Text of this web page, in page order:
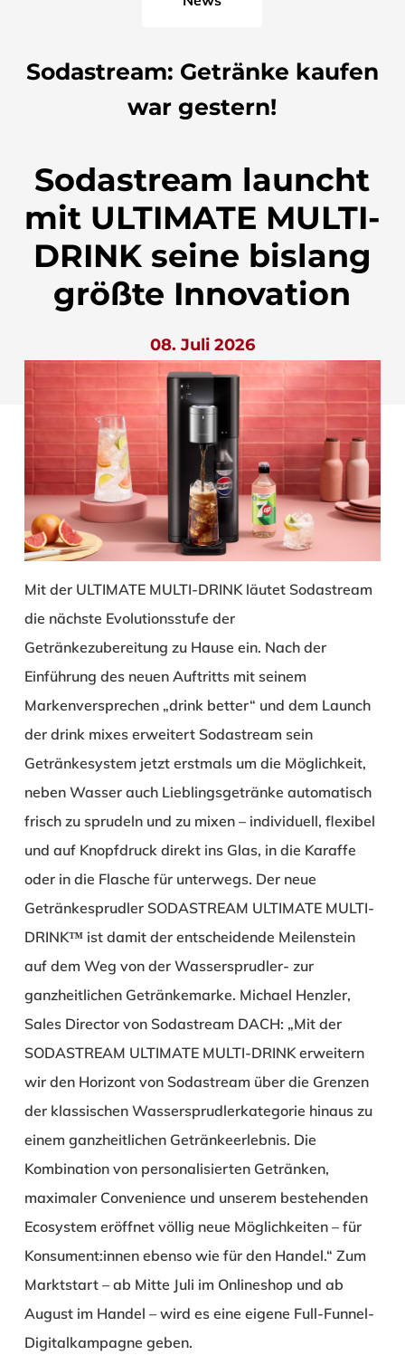
Sodastream: Getränke kaufen
war gestern!
Sodastream launcht
mit ULTIMATE MULTI-
DRINK seine bislang
größte Innovation
08. Juli 2026
Mit der ULTIMATE MULTI-DRINK läutet Sodastream
die nächste Evolutionsstufe der
Getränkezubereitung zu Hause ein. Nach der
Einführung des neuen Auftritts mit seinem
Markenversprechen „drink better“ und dem Launch
der drink mixes erweitert Sodastream sein
Getränkesystem jetzt erstmals um die Möglichkeit,
neben Wasser auch Lieblingsgetränke automatisch
frisch zu sprudeln und zu mixen – individuell, flexibel
und auf Knopfdruck direkt ins Glas, in die Karaffe
oder in die Flasche für unterwegs. Der neue
Getränkesprudler SODASTREAM ULTIMATE MULTI-
DRINK™ ist damit der entscheidende Meilenstein
auf dem Weg von der Wassersprudler- zur
ganzheitlichen Getränkemarke. Michael Henzler,
Sales Director von Sodastream DACH: „Mit der
SODASTREAM ULTIMATE MULTI-DRINK erweitern
wir den Horizont von Sodastream über die Grenzen
der klassischen Wassersprudlerkategorie hinaus zu
einem ganzheitlichen Getränkeerlebnis. Die
Kombination von personalisierten Getränken,
maximaler Convenience und unserem bestehenden
Ecosystem eröffnet völlig neue Möglichkeiten – für
Konsument:innen ebenso wie für den Handel.“ Zum
Marktstart – ab Mitte Juli im Onlineshop und ab
August im Handel – wird es eine eigene Full-Funnel-
Digitalkampagne geben.